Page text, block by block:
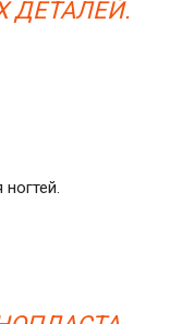
ДЕТАЛЕЙ.